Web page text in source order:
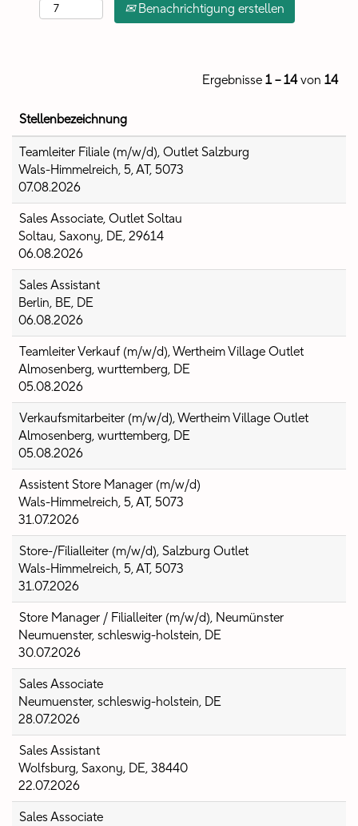
Benachrichtigung erstellen
Ergebnisse 1 – 14von 14
Stellenbezeichnung
Teamleiter Filiale (m/w/d), Outlet Salzburg
Wals-Himmelreich, 5, AT, 5073
07.08.2026
Sales Associate, Outlet Soltau
Soltau, Saxony, DE, 29614
06.08.2026
Sales Assistant
Berlin, BE, DE
06.08.2026
Teamleiter Verkauf (m/w/d), Wertheim Village Outlet
Almosenberg, wurttemberg, DE
05.08.2026
Verkaufsmitarbeiter (m/w/d), Wertheim Village Outlet
Almosenberg, wurttemberg, DE
05.08.2026
Assistent Store Manager (m/w/d)
Wals-Himmelreich, 5, AT, 5073
31.07.2026
Store-/Filialleiter (m/w/d), Salzburg Outlet
Wals-Himmelreich, 5, AT, 5073
31.07.2026
Store Manager / Filialleiter (m/w/d), Neumünster
Neumuenster, schleswig-holstein, DE
30.07.2026
Sales Associate
Neumuenster, schleswig-holstein, DE
28.07.2026
Sales Assistant
Wolfsburg, Saxony, DE, 38440
22.07.2026
Sales Associate